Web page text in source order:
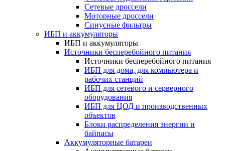
Сетевые дроссели
Моторные дроссели
Синусные фильтры
ИБП и аккумуляторы
ИБП и аккумуляторы
Источники бесперебойного питания
Источники бесперебойного питания
ИБП для дома, для компьютера и
рабочих станций
ИБП для сетевого и серверного
оборудования
ИБП для ЦОД и производственных
объектов
Блоки распределения энергии и
байпасы
Аккумуляторные батареи